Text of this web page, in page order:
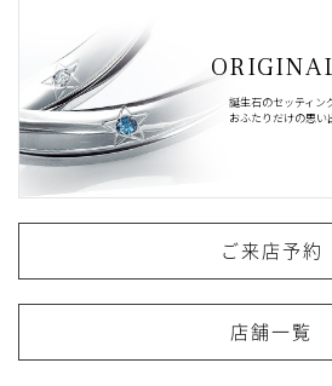
誕生石のセッティン
おふたりだけの思い
ご来店予約
店舗一覧